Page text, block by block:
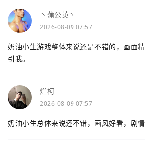
丶蒲公英丶
2026-08-09 07:57
奶油小生游戏整体来说还是不错的，画面
引我。
烂柯
2026-08-09 07:57
奶油小生总体来说还不错，画风好看，剧情